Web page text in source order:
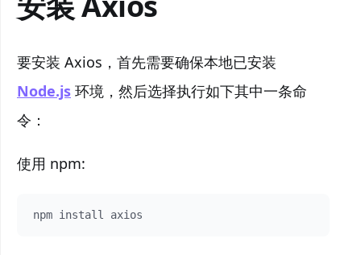
要安装 Axios，首先需要确保本地已安装
Node.js 环境，然后选择执行如下其中一条命
令：
使用 npm: